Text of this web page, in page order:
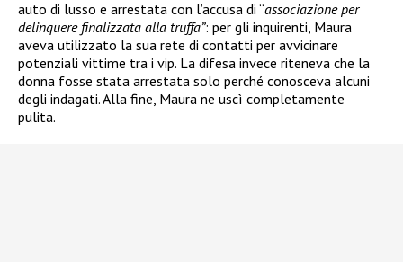
auto di lusso e arrestata con l’accusa di “associazione per
delinquere finalizzata alla truffa”: per gli inquirenti, Maura
aveva utilizzato la sua rete di contatti per avvicinare
potenziali vittime tra i vip. La difesa invece riteneva che la
donna fosse stata arrestata solo perché conosceva alcuni
degli indagati. Alla fine, Maura ne uscì completamente
pulita.